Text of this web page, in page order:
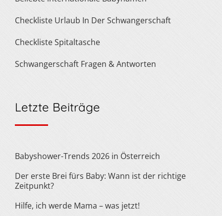
Checkliste Urlaub In Der Schwangerschaft
Checkliste Spitaltasche
Schwangerschaft Fragen & Antworten
Letzte Beiträge
Babyshower-Trends 2026 in Österreich
Der erste Brei fürs Baby: Wann ist der richtige
Zeitpunkt?
Hilfe, ich werde Mama – was jetzt!